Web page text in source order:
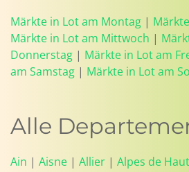
Märkte in Lot am Montag |
Märkte in Lot am Mittwoch |
Donnerstag | Märkte in Lot am
am Samstag | Märkte in Lot am
Alle
Ain | Aisne | Allier | Alpes de